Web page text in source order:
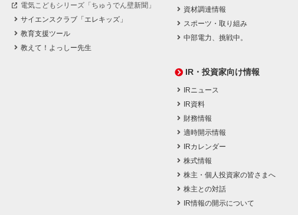
電気こどもシリーズ「ちゅうでん壁新聞」
サイエンスクラブ「エレキッズ」
教育支援ツール
教えて！よっしー先生
資材調達情報
スポーツ・取り組み
中部電力、挑戦中。
IR・投資家向け情報
IRニュース
IR資料
財務情報
適時開示情報
IRカレンダー
株式情報
株主・個人投資家の皆さまへ
株主との対話
IR情報の開示について